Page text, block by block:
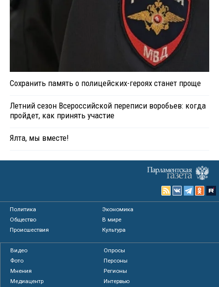
Сохранить память о полицейских-героях станет проще
Летний сезон Всероссийской переписи воробьев: когда
пройдет, как принять участие
Ялта, мы вместе!
Политика
Экономика
Общество
В мире
Происшествия
Культура
Видео
Опросы
Фото
Персоны
Мнения
Регионы
Медиацентр
Интервью